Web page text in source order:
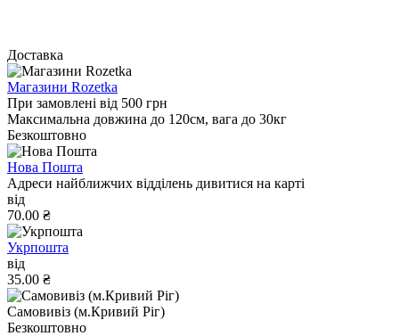
Доставка
Магазини Rozetka
При замовлені від 500 грн
Максимальна довжина до 120см, вага до 30кг
Безкоштовно
Нова Пошта
Адреси найближчих відділень дивитися на карті
від
70.00 ₴
Укрпошта
від
35.00 ₴
Самовивіз (м.Кривий Ріг)
Безкоштовно